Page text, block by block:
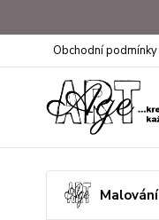
Obchodní podmínky
Malování